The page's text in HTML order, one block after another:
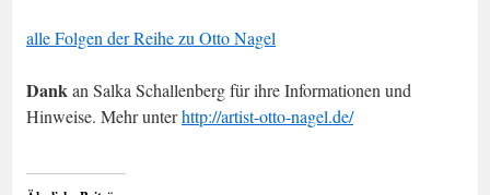
alle Folgen der Reihe zu Otto Nagel
Dankan Salka Schallenberg für ihre Informationen und
Hinweise. Mehr unterhttp://artist-otto-nagel.de/